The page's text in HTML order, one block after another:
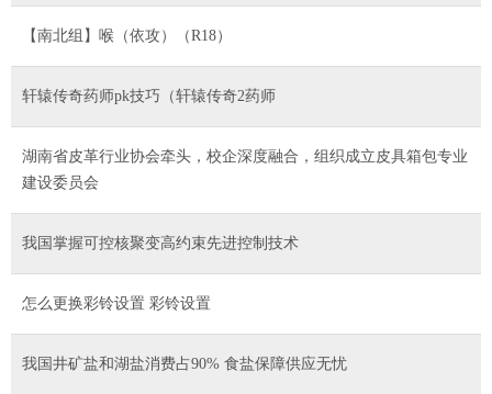
【南北组】喉（依攻）（R18）
轩辕传奇药师pk技巧（轩辕传奇2药师
湖南省皮革行业协会牵头，校企深度融合，组织成立皮具箱包专业
建设委员会
我国掌握可控核聚变高约束先进控制技术
怎么更换彩铃设置 彩铃设置
我国井矿盐和湖盐消费占90% 食盐保障供应无忧